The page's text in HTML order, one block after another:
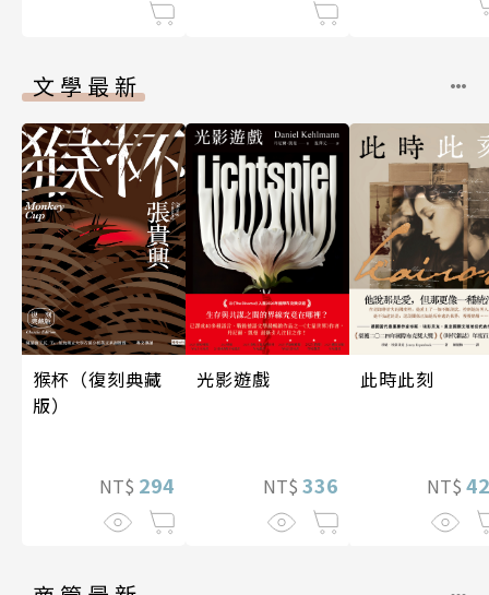
文學最新
猴杯（復刻典藏
版）
NT$ 294
光影遊戲
NT$ 336
此時此刻
NT$